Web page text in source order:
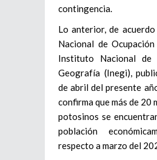
contingencia.
Lo anterior, de
Nacional de
Instituto Nacional de
Geografía (Inegi),
de abril del presente
confirma que más de 20
potosinos se
población
respecto a marzo del